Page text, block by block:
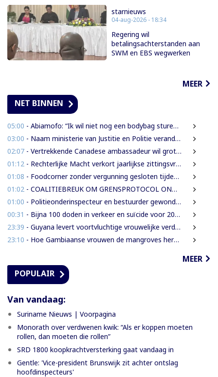
starnieuws
04-aug-2026 - 18:34
Regering wil
betalingsachterstanden aan
SWM en EBS wegwerken
MEER
NET BINNEN
05:00 - Abiamofo: “Ik wil niet nog een bodybag sturen naar dat gebied”
03:00 - Naam ministerie van Justitie en Politie verandert naar Justitie en Veiligheid
02:07 - Vertrekkende Canadese ambassadeur wil grotere rol voor Canada in Suriname
01:12 - Rechterlijke Macht verkort jaarlijkse zittingsvrije periode naar één maand
01:08 - Foodcorner zonder vergunning gesloten tijdens derde dag integrale controles
01:02 - COALITIEBREUK OM GRENSPROTOCOL ONWAARSCHIJNLIJK
01:00 - Politieonderinspecteur en bestuurder gewond nadat auto over de kop slaat
00:31 - Bijna 100 doden in verkeer en suïcide voor 2026 is veel te veel’, zegt Lau
23:39 - Guyana levert voortvluchtige vrouwelijke verdachte in mensenhandel uit aan Suriname
23:10 - Hoe Gambiaanse vrouwen de mangroves herstellen die Banjul beschermen
MEER
POPULAIR
Van vandaag:
Suriname Nieuws | Voorpagina
Monorath over verdwenen kwik: “Als er koppen moeten
rollen, dan moeten die rollen”
SRD 1800 koopkrachtversterking gaat vandaag in
Gentle: 'Vice-president Brunswijk zit achter ontslag
hoofdinspecteurs'